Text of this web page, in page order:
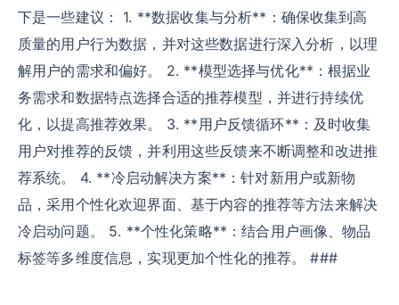
下是一些建议： 1. **数据收集与分析**：确保收集到高
质量的用户行为数据，并对这些数据进行深入分析，以理
解用户的需求和偏好。 2. **模型选择与优化**：根据业
务需求和数据特点选择合适的推荐模型，并进行持续优
化，以提高推荐效果。 3. **用户反馈循环**：及时收集
用户对推荐的反馈，并利用这些反馈来不断调整和改进推
荐系统。 4. **冷启动解决方案**：针对新用户或新物
品，采用个性化欢迎界面、基于内容的推荐等方法来解决
冷启动问题。 5. **个性化策略**：结合用户画像、物品
标签等多维度信息，实现更加个性化的推荐。 ###